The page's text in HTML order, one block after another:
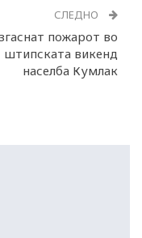
СЛЕДНО
пожарот во
штипската викенд
населба Кумлак